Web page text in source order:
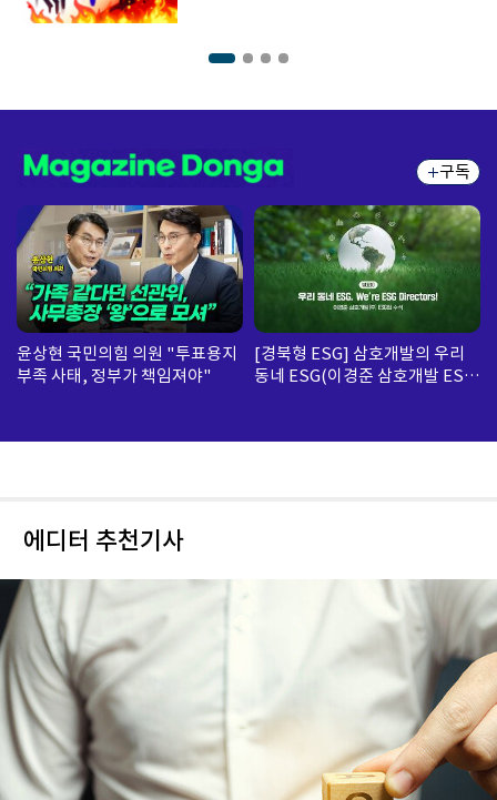
구독
윤상현 국민의힘 의원 "투표용지
부족 사태, 정부가 책임져야"
[경북형 ESG] 삼호개발의 우리
동네 ESG(이경준 삼호개발 ESG
에디터 추천기사